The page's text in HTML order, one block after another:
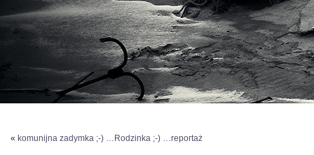
« komunijna zadymka ;-) …Rodzinka ;-) …reportaż